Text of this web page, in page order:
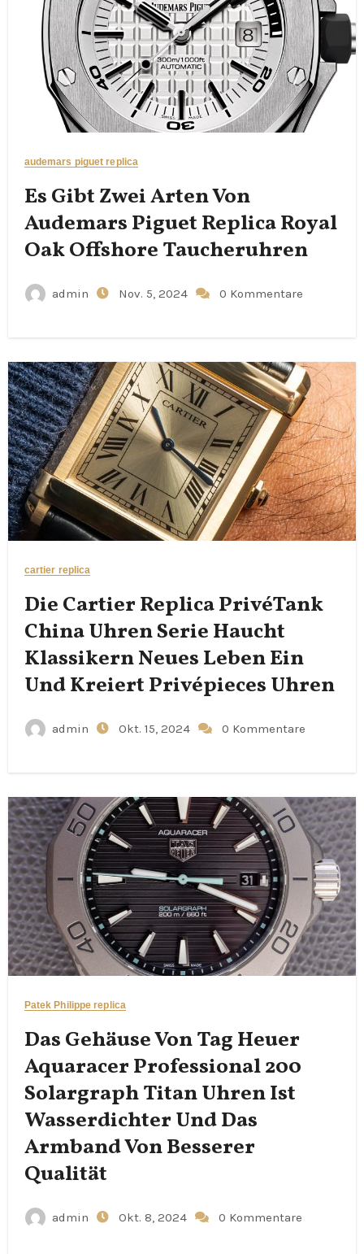
audemars piguet replica
Es Gibt Zwei Arten Von
Audemars Piguet Replica Royal
Oak Offshore Taucheruhren
admin Nov. 5, 2024 0 Kommentare
cartier replica
Die Cartier Replica PrivéTank
China Uhren Serie Haucht
Klassikern Neues Leben Ein
Und Kreiert Privépieces Uhren
admin Okt. 15, 2024 0 Kommentare
Patek Philippe replica
Das Gehäuse Von Tag Heuer
Aquaracer Professional 200
Solargraph Titan Uhren Ist
Wasserdichter Und Das
Armband Von Besserer
Qualität
admin Okt. 8, 2024 0 Kommentare